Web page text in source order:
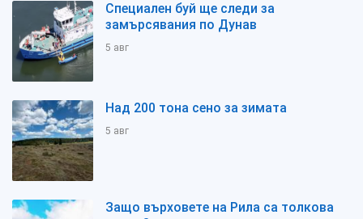
Специален буй ще следи за
замърсявания по Дунав
5 авг
Над 200 тона сено за зимата
5 авг
Защо върховете на Рила са толкова